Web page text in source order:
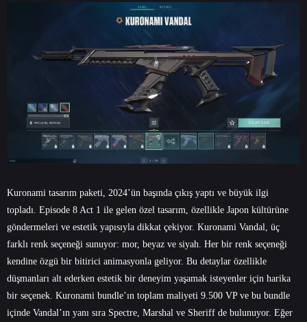
Kuronami tasarım paketi, 2024’ün başında çıkış yaptı ve büyük ilgi
topladı. Episode 8 Act 1 ile gelen özel tasarım, özellikle Japon kültürüne
göndermeleri ve estetik yapısıyla dikkat çekiyor. Kuronami Vandal, üç
farklı renk seçeneği sunuyor: mor, beyaz ve siyah. Her bir renk seçeneği
kendine özgü bir bitirici animasyonla geliyor. Bu detaylar özellikle
düşmanları alt ederken estetik bir deneyim yaşamak isteyenler için harika
bir seçenek. Kuronami bundle’ın toplam maliyeti 9.500 VP ve bu bundle
içinde Vandal’ın yanı sıra Spectre, Marshal ve Sheriff de bulunuyor. Eğer